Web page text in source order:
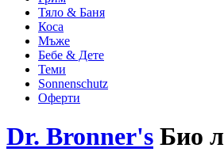
Тяло & Баня
Коса
Мъже
Бебе & Дете
Теми
Sonnenschutz
Оферти
Dr. Bronner's Био